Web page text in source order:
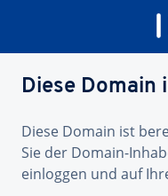
Diese
Diese Domain ist
Sie der Domain-
einloggen und auf